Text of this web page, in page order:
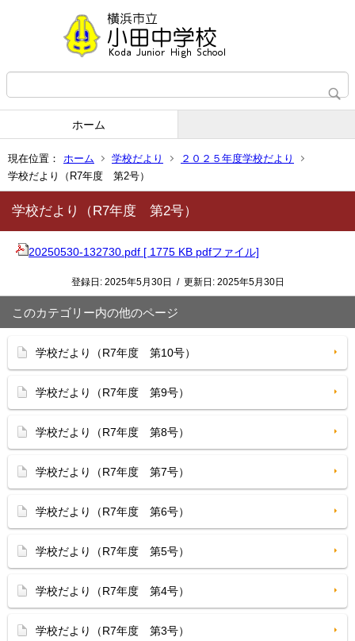
ホーム
現在位置： ホーム 学校だより
２０２５年度学校だより
学校だより（R7年度 第2号）
学校だより（R7年度 第2号）
20250530-132730.pdf [ 1775 KB pdfファイル]
登録日: 2025年5月30日 / 更新日: 2025年5月30日
このカテゴリー内の他のページ
学校だより（R7年度 第10号）
学校だより（R7年度 第9号）
学校だより（R7年度 第8号）
学校だより（R7年度 第7号）
学校だより（R7年度 第6号）
学校だより（R7年度 第5号）
学校だより（R7年度 第4号）
学校だより（R7年度 第3号）